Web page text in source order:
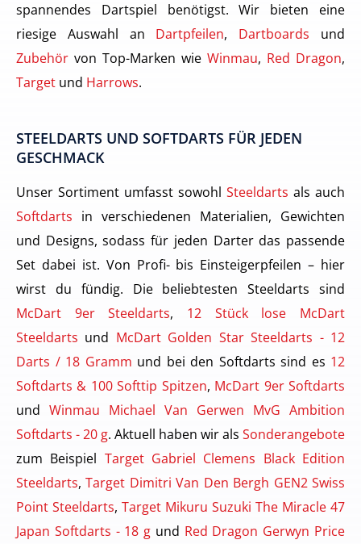
spannendes Dartspiel benötigst. Wir bieten eine
riesige Auswahl an Dartpfeilen, Dartboards und
Zubehör von Top-Marken wie Winmau, Red Dragon,
Target und Harrows.
STEELDARTS UND SOFTDARTS FÜR JEDEN
GESCHMACK
Unser Sortiment umfasst sowohl Steeldarts als auch
Softdarts in verschiedenen Materialien, Gewichten
und Designs, sodass für jeden Darter das passende
Set dabei ist. Von Profi- bis Einsteigerpfeilen – hier
wirst du fündig. Die beliebtesten Steeldarts sind
McDart 9er Steeldarts, 12 Stück lose McDart
Steeldarts und McDart Golden Star Steeldarts - 12
Darts / 18 Gramm und bei den Softdarts sind es 12
Softdarts & 100 Softtip Spitzen, McDart 9er Softdarts
und Winmau Michael Van Gerwen MvG Ambition
Softdarts - 20 g. Aktuell haben wir als Sonderangebote
zum Beispiel Target Gabriel Clemens Black Edition
Steeldarts,Target Dimitri Van Den Bergh GEN2 Swiss
Point Steeldarts, Target Mikuru Suzuki The Miracle 47
Japan Softdarts - 18 g und Red Dragon Gerwyn Price